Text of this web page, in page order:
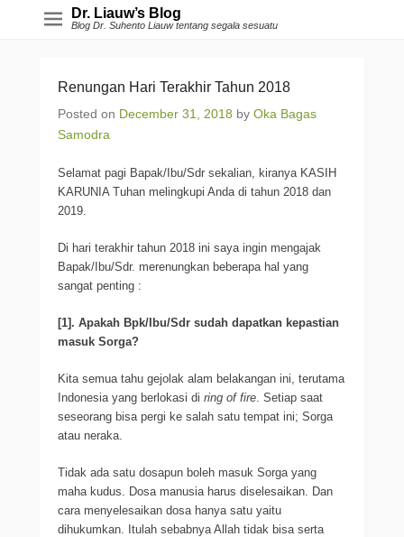
Dr. Liauw’s Blog
Blog Dr. Suhento Liauw tentang segala sesuatu
Renungan Hari Terakhir Tahun 2018
Posted on December 31, 2018 by Oka Bagas
Samodra
Selamat pagi Bapak/Ibu/Sdr sekalian, kiranya KASIH
KARUNIA Tuhan melingkupi Anda di tahun 2018 dan
2019.
Di hari terakhir tahun 2018 ini saya ingin mengajak
Bapak/Ibu/Sdr. merenungkan beberapa hal yang
sangat penting :
[1]. Apakah Bpk/Ibu/Sdr sudah dapatkan kepastian
masuk Sorga?
Kita semua tahu gejolak alam belakangan ini, terutama
Indonesia yang berlokasi di ring of fire. Setiap saat
seseorang bisa pergi ke salah satu tempat ini; Sorga
atau neraka.
Tidak ada satu dosapun boleh masuk Sorga yang
maha kudus. Dosa manusia harus diselesaikan. Dan
cara menyelesaikan dosa hanya satu yaitu
dihukumkan. Itulah sebabnya Allah tidak bisa serta